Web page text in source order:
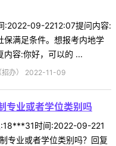
:2022-09-2212:07提问内容:
保满足条件。想报考内地学
内容:你好，可以的 ...
招办） 2022-11-09
专业或者学位类别吗
:18***31时间:2022-09-221
专业或者学位类别吗？回复